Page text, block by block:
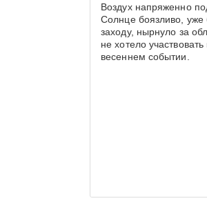
Воздух напряженно
Солнце боязливо, уже
заходу, нырнуло за
не хотело
весеннем событии.